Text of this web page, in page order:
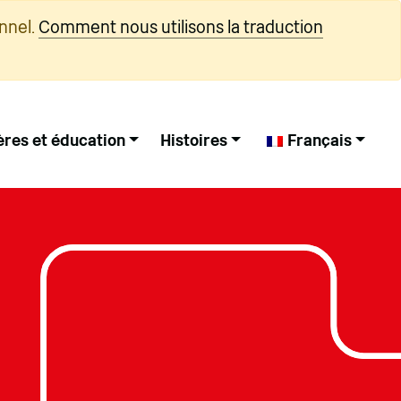
Comment nous utilisons la traduction
et éducation Histoires Français